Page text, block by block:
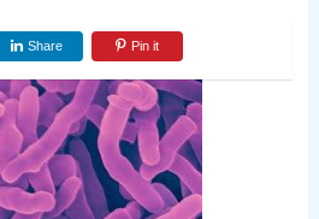
Share Pin it